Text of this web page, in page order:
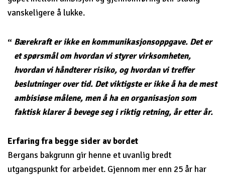
vanskeligere å lukke.
Bærekraft er ikke en kommunikasjonsoppgave. Det er
et spørsmål om hvordan vi styrer virksomheten,
hvordan vi håndterer risiko, og hvordan vi treffer
beslutninger over tid. Det viktigste er ikke å ha de mest
ambisiøse målene, men å ha en organisasjon som
faktisk klarer å bevege seg i riktig retning, år etter år.
Erfaring fra begge sider av bordet
Bergans bakgrunn gir henne et uvanlig bredt
utgangspunkt for arbeidet. Gjennom mer enn 25 år har